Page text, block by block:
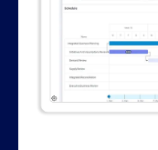
みのアルゴリ
データが活用